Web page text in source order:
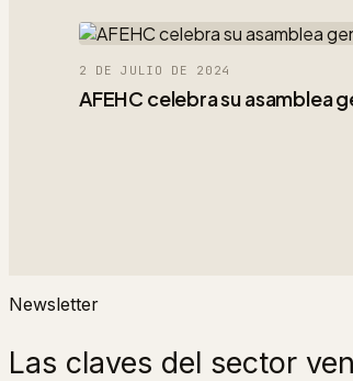
2 DE JULIO DE 2024
AFEHC celebra su asamblea
Newsletter
Las claves del sector